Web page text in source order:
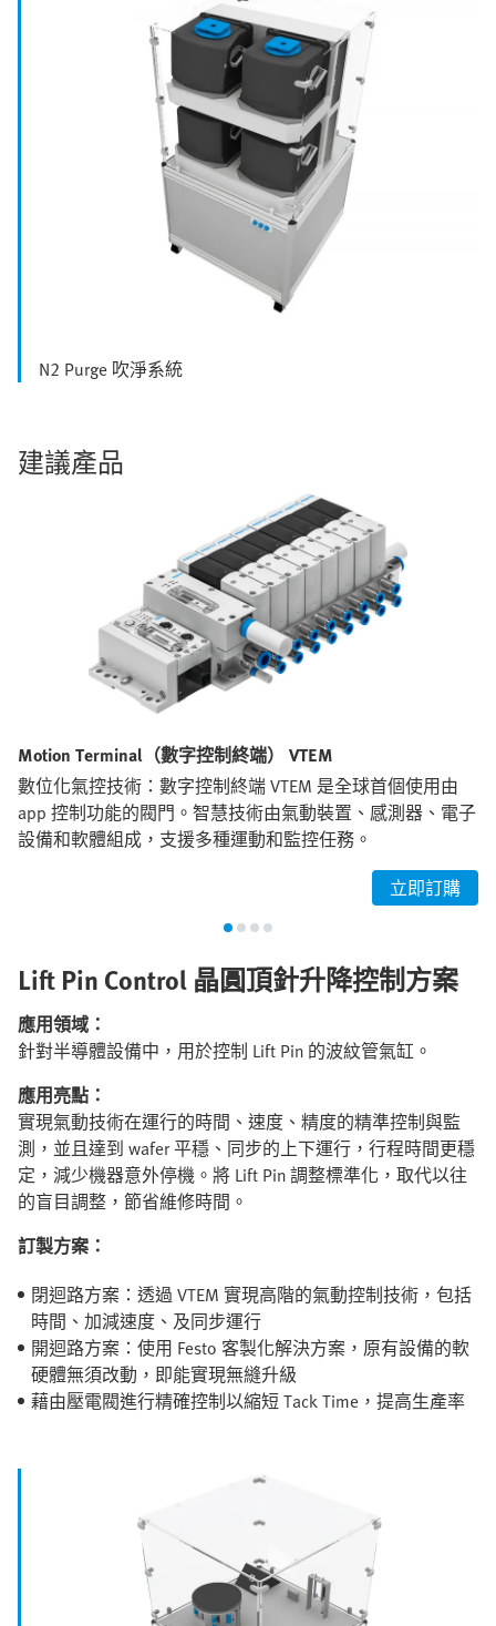
N2 Purge 吹淨系統
建議產品
Motion Terminal（數字控制終端） VTEM
數位化氣控技術：數字控制終端 VTEM 是全球首個使用由
app 控制功能的閥門。智慧技術由氣動裝置、感測器、電子
設備和軟體組成，支援多種運動和監控任務。
立即訂購
Lift Pin Control 晶圓頂針升降控制方案
應用領域：
針對半導體設備中，用於控制 Lift Pin 的波紋管氣缸。
應用亮點：
實現氣動技術在運行的時間、速度、精度的精準控制與監
測，並且達到 wafer 平穩、同步的上下運行，行程時間更穩
定，減少機器意外停機。將 Lift Pin 調整標準化，取代以往
的盲目調整，節省維修時間。
訂製方案：
閉迴路方案：透過 VTEM 實現高階的氣動控制技術，包括
時間、加減速度、及同步運行
開迴路方案：使用 Festo 客製化解決方案，原有設備的軟
硬體無須改動，即能實現無縫升級
藉由壓電閥進行精確控制以縮短 Tack Time，提高生產率